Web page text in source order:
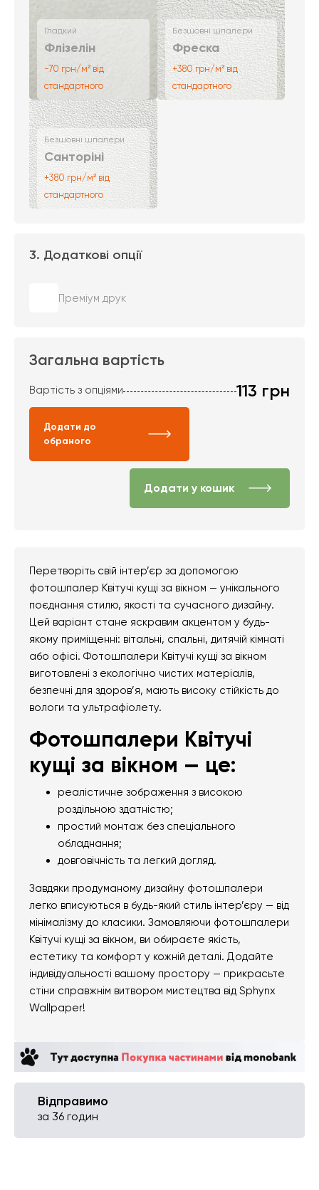
Гладкий
Флізелін
-70 грн/м² від
стандартного
Безшовні шпалери
Фреска
+380 грн/м² від
стандартного
Безшовні шпалери
Санторіні
+380 грн/м² від
стандартного
3. Додаткові опції
Преміум друк
Загальна вартість
Вартість з опціями 113 грн
Додати до
обраного
Додати у кошик
Перетворіть свій інтер’єр за допомогою
фотошпалер Квітучі кущі за вікном — унікального
поєднання стилю, якості та сучасного дизайну.
Цей варіант стане яскравим акцентом у будь-
якому приміщенні: вітальні, спальні, дитячій кімнаті
або офісі. Фотошпалери Квітучі кущі за вікном
виготовлені з екологічно чистих матеріалів,
безпечні для здоров’я, мають високу стійкість до
вологи та ультрафіолету.
Фотошпалери Квітучі
кущі за вікном — це:
реалістичне зображення з високою
роздільною здатністю;
простий монтаж без спеціального
обладнання;
довговічність та легкий догляд.
Завдяки продуманому дизайну фотошпалери
легко вписуються в будь-який стиль інтер’єру — від
мінімалізму до класики. Замовляючи фотошпалери
Квітучі кущі за вікном, ви обираєте якість,
естетику та комфорт у кожній деталі. Додайте
індивідуальності вашому простору — прикрасьте
стіни справжнім витвором мистецтва від Sphynx
Wallpaper!
Відправимо
за 36 годин